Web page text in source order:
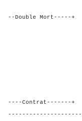
--Double Mort-----+
Sud
P: 10
C: 4
K: D
T: A R
----Contrat-------+